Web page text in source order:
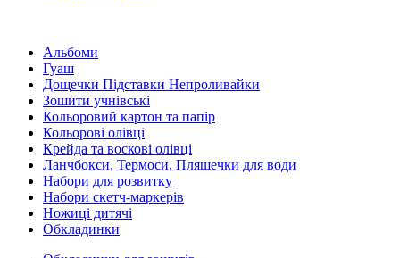
Альбоми
Гуаш
Дощечки Підставки Непроливайки
Зошити учнівські
Кольоровий картон та папір
Кольорові олівці
Крейда та воскові олівці
Ланчбокси, Термоси, Пляшечки для води
Набори для розвитку
Набори скетч-маркерів
Ножиці дитячі
Обкладинки